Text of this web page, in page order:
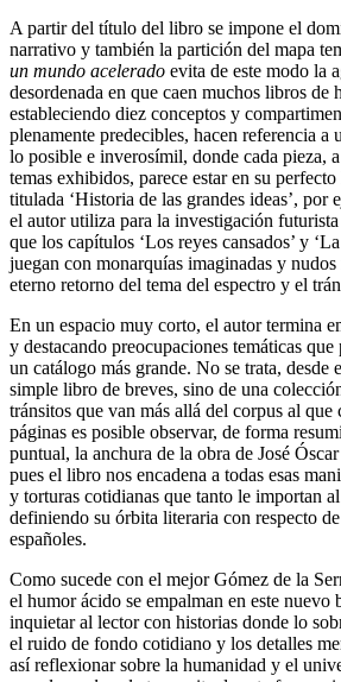
A partir del título del libro se impone el
narrativo y también la partición del mapa
un mundo acelerado evita de este modo la
desordenada en que caen muchos libros de
estableciendo diez conceptos y
plenamente predecibles, hacen referencia a
lo posible e inverosímil, donde cada pieza,
temas exhibidos, parece estar en su
titulada ‘Historia de las grandes ideas’, por
el autor utiliza para la investigación
que los capítulos ‘Los reyes cansados’ y
juegan con monarquías imaginadas y
eterno retorno del tema del espectro y el
En un espacio muy corto, el autor termina
y destacando preocupaciones temáticas que
un catálogo más grande. No se trata, desde
simple libro de breves, sino de una
tránsitos que van más allá del corpus al que
páginas es posible observar, de forma
puntual, la anchura de la obra de José
pues el libro nos encadena a todas esas
y torturas cotidianas que tanto le importan
definiendo su órbita literaria con respecto
españoles.
Como sucede con el mejor Gómez de la
el humor ácido se empalman en este nuevo
inquietar al lector con historias donde lo
el ruido de fondo cotidiano y los detalles
así reflexionar sobre la humanidad y el